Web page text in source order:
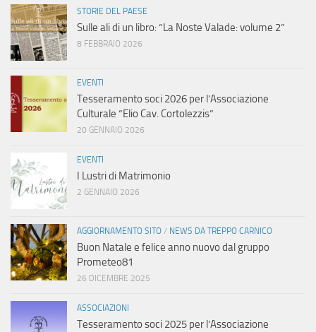
STORIE DEL PAESE
Sulle ali di un libro: “La Noste Valade: volume 2”
8 FEBBRAIO 2026
EVENTI
Tesseramento soci 2026 per l’Associazione
Culturale “Elio Cav. Cortolezzis”
20 GENNAIO 2026
EVENTI
I Lustri di Matrimonio
2 GENNAIO 2026
AGGIORNAMENTO SITO / NEWS DA TREPPO CARNICO
Buon Natale e felice anno nuovo dal gruppo
Prometeo81
26 DICEMBRE 2025
ASSOCIAZIONI
Tesseramento soci 2025 per l’Associazione